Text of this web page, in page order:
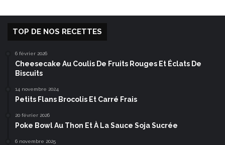
TOP DE NOS RECETTES
6 février 2026
Cheesecake Au Coulis De Fruits Rouges Et Éclats De
Biscuits
14 novembre 2024
Petits Flans Brocolis Et Carré Frais
20 février 2026
Poke Bowl Au Thon Et À La Sauce Soja Sucrée
6 novembre 2025